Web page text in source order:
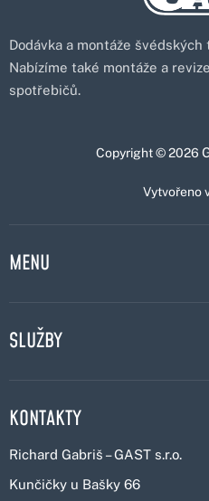
Dodávka a montáže
Nabízíme také montáže a
spotřebičů.
Copyright © 2026
Vytvořeno
MENU
SLUŽBY
KONTAKTY
Richard Gabriš – GAST s.r.o.
Kunčičky u Bašky 66